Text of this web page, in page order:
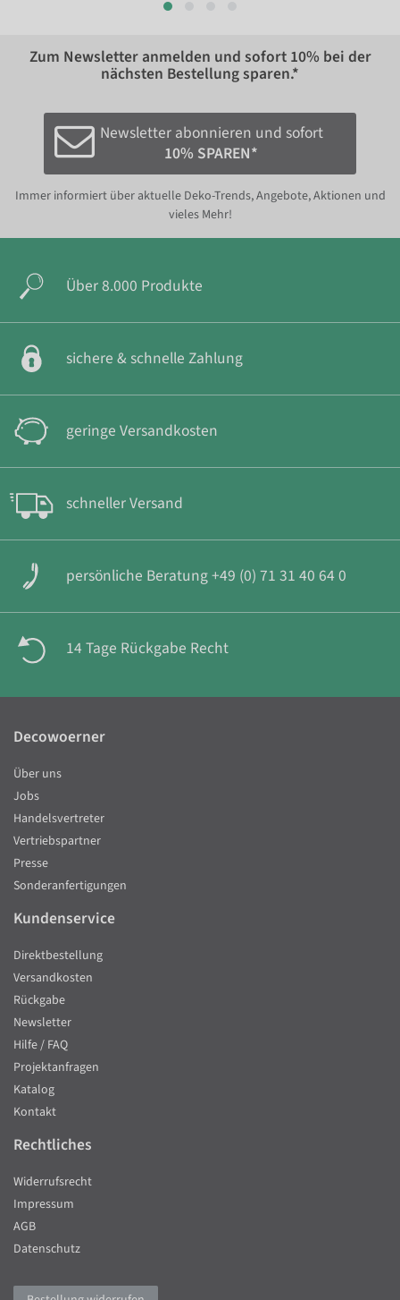
Zum Newsletter anmelden und sofort 10% bei der
nächsten Bestellung sparen.*
Newsletter abonnieren und sofort
10% SPAREN*
Immer informiert über aktuelle Deko-Trends, Angebote, Aktionen und
vieles Mehr!
Über 8.000 Produkte
sichere & schnelle Zahlung
geringe Versandkosten
schneller Versand
persönliche Beratung +49 (0) 71 31 40 64 0
14 Tage Rückgabe Recht
Decowoerner
Über uns
Jobs
Handelsvertreter
Vertriebspartner
Presse
Sonderanfertigungen
Kundenservice
Direktbestellung
Versandkosten
Rückgabe
Newsletter
Hilfe / FAQ
Projektanfragen
Katalog
Kontakt
Rechtliches
Widerrufsrecht
Impressum
AGB
Datenschutz